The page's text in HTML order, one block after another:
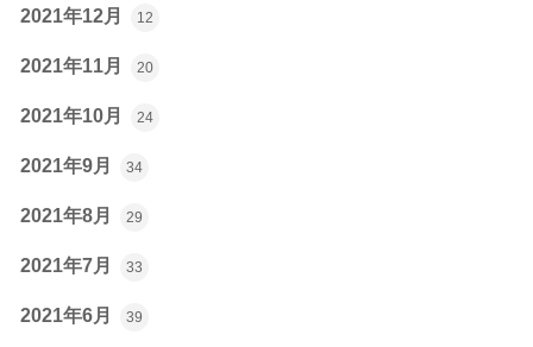
2021年12月 12
2021年11月 20
2021年10月 24
2021年9月 34
2021年8月 29
2021年7月 33
2021年6月 39